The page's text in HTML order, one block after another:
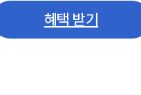
혜택 받기